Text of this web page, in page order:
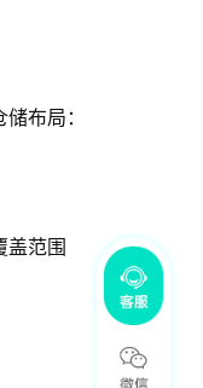
布局：
盖范围